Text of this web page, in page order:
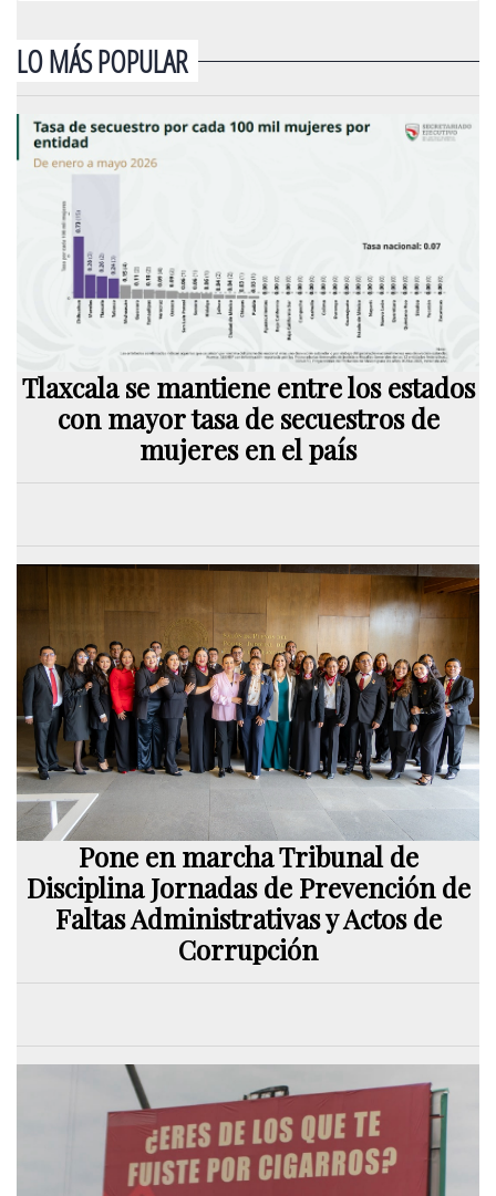
LO MÁS POPULAR
Tlaxcala se mantiene entre los estados
con mayor tasa de secuestros de
mujeres en el país
Pone en marcha Tribunal de
Disciplina Jornadas de Prevención de
Faltas Administrativas y Actos de
Corrupción